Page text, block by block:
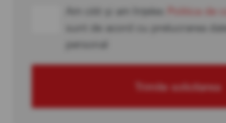
Am citit și am înțeles Politica de
sunt de acord cu prelucrarea
personal
Trimite solicitarea